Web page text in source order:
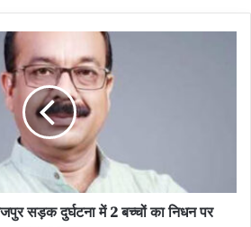
सड़क दुर्घटना में 2 बच्चों का निधन पर